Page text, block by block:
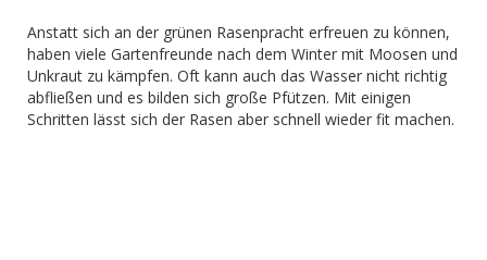
Anstatt sich an der grünen Rasenpracht erfreuen zu können,
haben viele Gartenfreunde nach dem Winter mit Moosen und
Unkraut zu kämpfen. Oft kann auch das Wasser nicht richtig
abfließen und es bilden sich große Pfützen. Mit einigen
Schritten lässt sich der Rasen aber schnell wieder fit machen.